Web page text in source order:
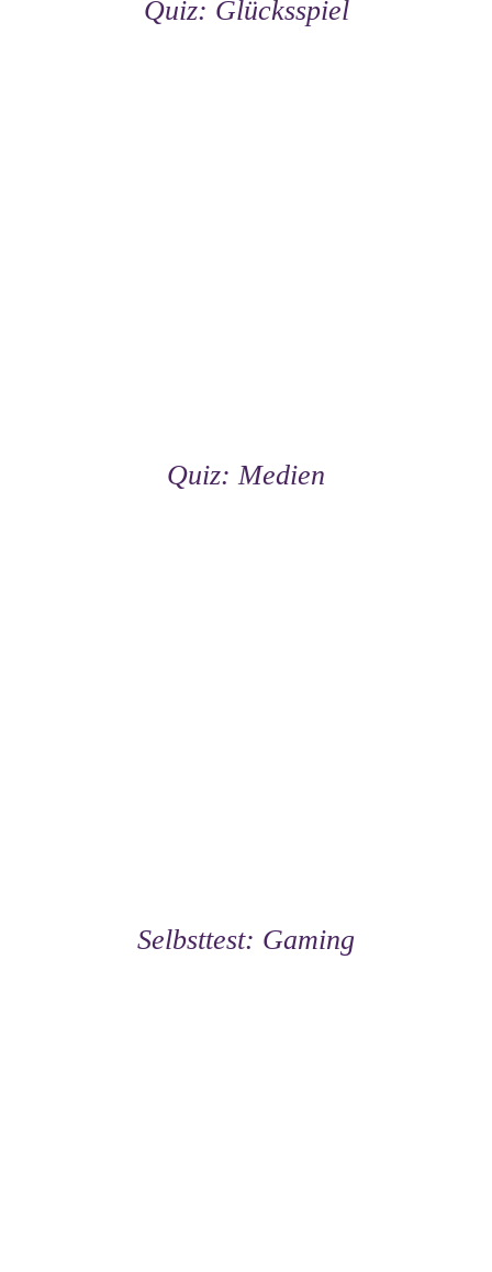
Quiz: Glücksspiel
Quiz: Medien
Selbsttest: Gaming